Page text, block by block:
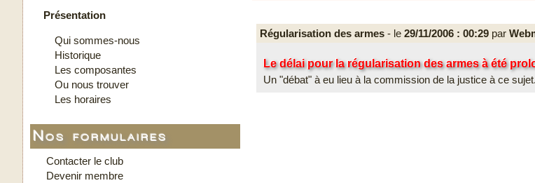
Présentation
Qui sommes-nous
Historique
Les composantes
Ou nous trouver
Les horaires
Nos formulaires
Contacter le club
Devenir membre
Régularisation des armes - le 29/11/2006 : 00:29 par
Le délai pour la régularisation des armes à été
Un "débat" à eu lieu à la commission de la justice à ce sujet.